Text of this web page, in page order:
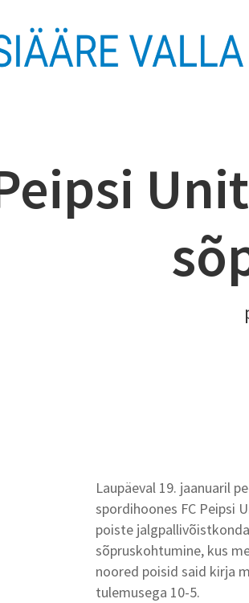
Laupäeval 19. jaanuaril
spordihoones FC Peipsi
poiste
sõpruskohtumine, kus
noored poisid said kirja
tulemusega 10-5.